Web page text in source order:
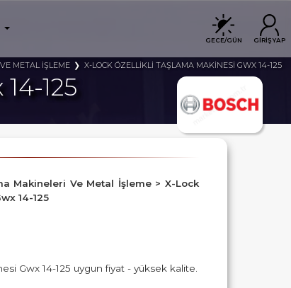
GECE/GÜN GİRİŞ YAP
METAL İŞLEME X-LOCK ÖZELLİKLİ TAŞLAMA MAKİNESİ GWX 14-125
125
Makineleri Ve Metal İşleme > X-Lock
14-125
Gwx 14-125 uygun fiyat - yüksek kalite.